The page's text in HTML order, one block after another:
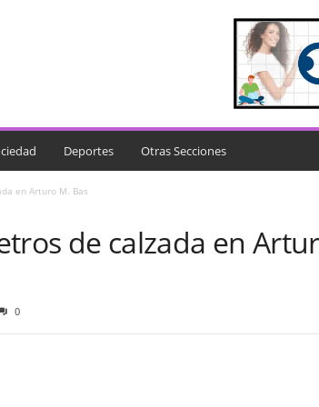
Deportes Otras Secciones
en Arturo M. Bas
de calzada en
0